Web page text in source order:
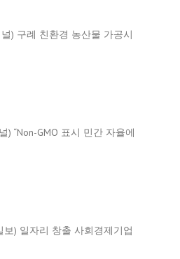
) 구례 친환경 농산물 가공시
) “Non-GMO 표시 민간 자율에
보) 일자리 창출 사회경제기업